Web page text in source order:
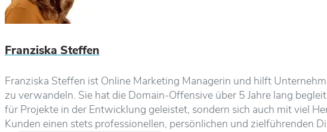
Franziska Steffen
Franziska Steffen ist Online Marketing Managerin und hilft
zu verwandeln. Sie hat die Domain-Offensive über 5 Jahre lang
für Projekte in der Entwicklung geleistet, sondern sich auch mit viel
Kunden einen stets professionellen, persönlichen und zielführenden